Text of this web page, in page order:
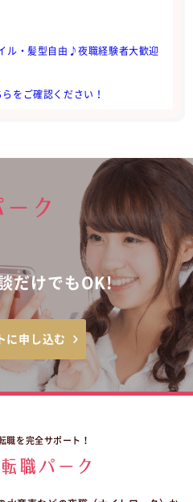
ル・髪型自由♪夜職経験者大歓迎
をご確認ください！
だけでもOK!
に申し込む
職を完全サポート！